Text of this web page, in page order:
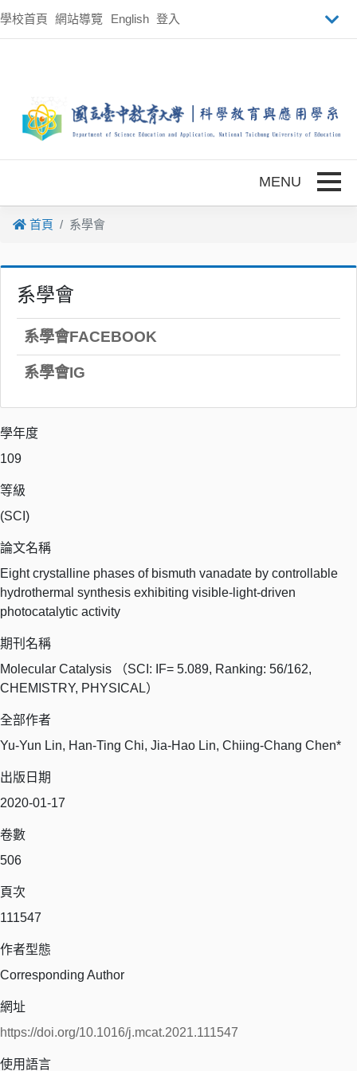
學校首頁 網站導覽 English 登入
首頁 系學會
系學會
系學會FACEBOOK
系學會IG
學年度
109
等級
(SCI)
論文名稱
Eight crystalline phases of bismuth vanadate by controllable
hydrothermal synthesis exhibiting visible-light-driven
photocatalytic activity
期刊名稱
Molecular Catalysis （SCI: IF= 5.089, Ranking: 56/162,
CHEMISTRY, PHYSICAL）
全部作者
Yu-Yun Lin, Han-Ting Chi, Jia-Hao Lin, Chiing-Chang Chen*
出版日期
2020-01-17
卷數
506
頁次
111547
作者型態
Corresponding Author
網址
https://doi.org/10.1016/j.mcat.2021.111547
使用語言